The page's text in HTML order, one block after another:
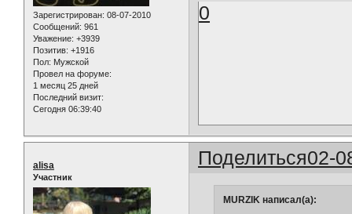
Зарегистрирован: 08-07-2010
Сообщений: 961
Уважение: +3939
Позитив: +1916
Пол: Мужской
Провел на форуме:
1 месяц 25 дней
Последний визит:
Сегодня 06:39:40
0
Поделиться02-
alisa
Участник
MURZIK написал(а):